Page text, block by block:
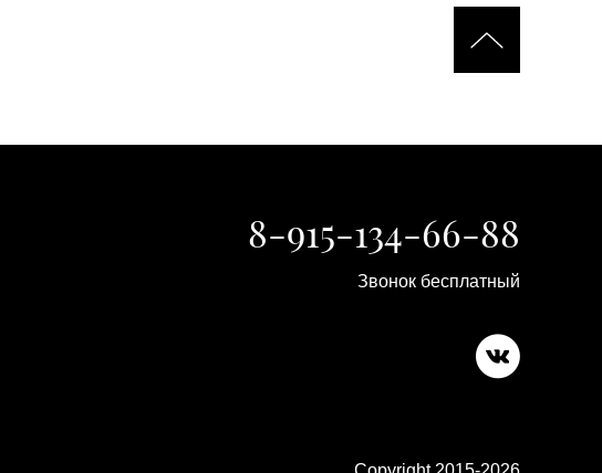
8-915-134-66-88
Звонок бесплатный